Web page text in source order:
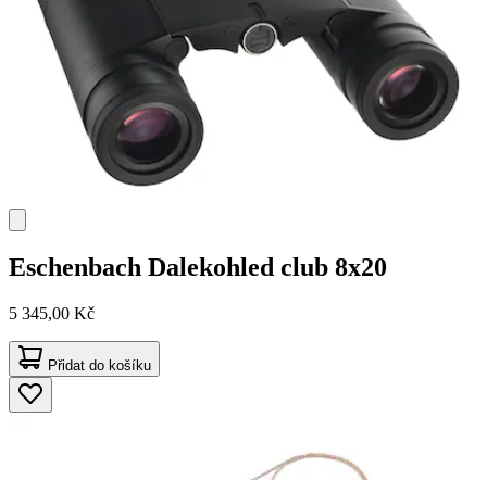
Eschenbach Dalekohled club 8x20
5 345,00 Kč
Přidat do košíku